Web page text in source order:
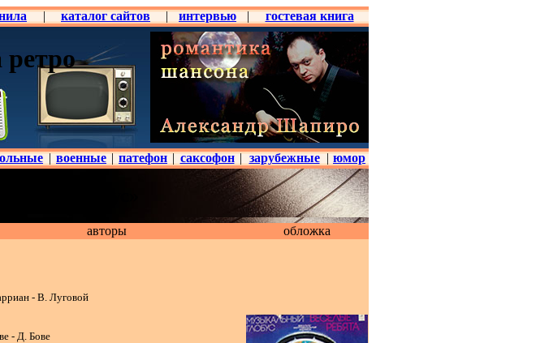
| каталог сайтов | интервью | гостевая книга
| военные | патефон | саксофон | зарубежные | юмор
глобус»
авторы обложка
- В. Луговой
- Д. Бове